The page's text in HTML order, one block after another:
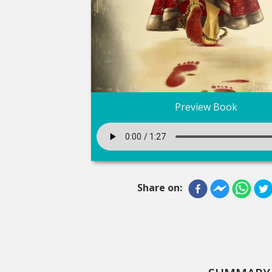
Preview Book
Share on: